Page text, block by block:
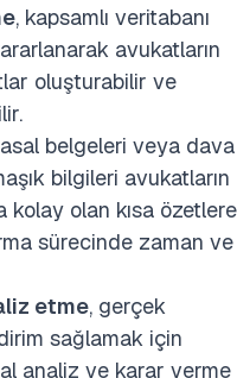
, kapsamlı veritabanı
avukatların
oluşturabilir ve
belgeleri veya dava
bilgileri avukatların
kolay olan kısa özetlere
sürecinde zaman ve
etme, gerçek
sağlamak için
analiz ve karar verme